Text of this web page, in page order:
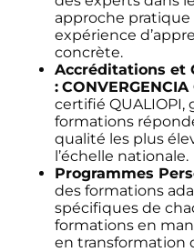
approche
expérience
concrète.
Accréditations et
:
certifié QUALIOPI,
formations
qualité les plus
l’échelle nationale.
Programmes
des formations
spécifiques de
formations en
en transformation